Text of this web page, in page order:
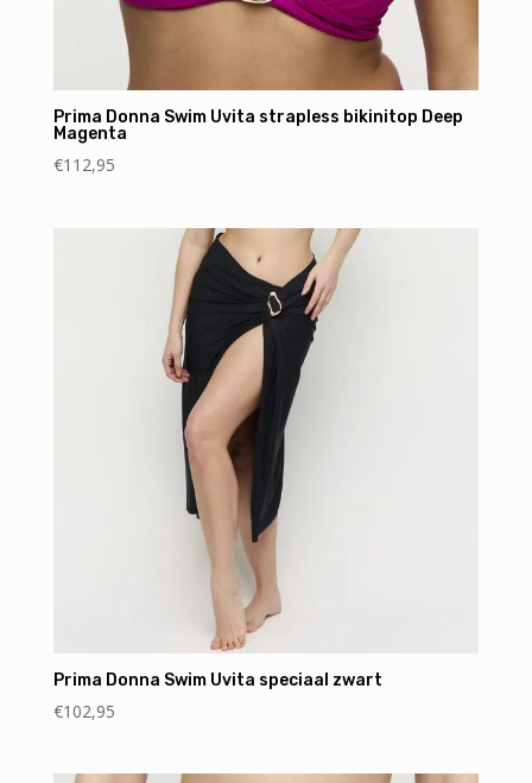
Prima Donna Swim Uvita strapless bikinitop Deep
Magenta
€112,95
Prima Donna Swim Uvita speciaal zwart
€102,95